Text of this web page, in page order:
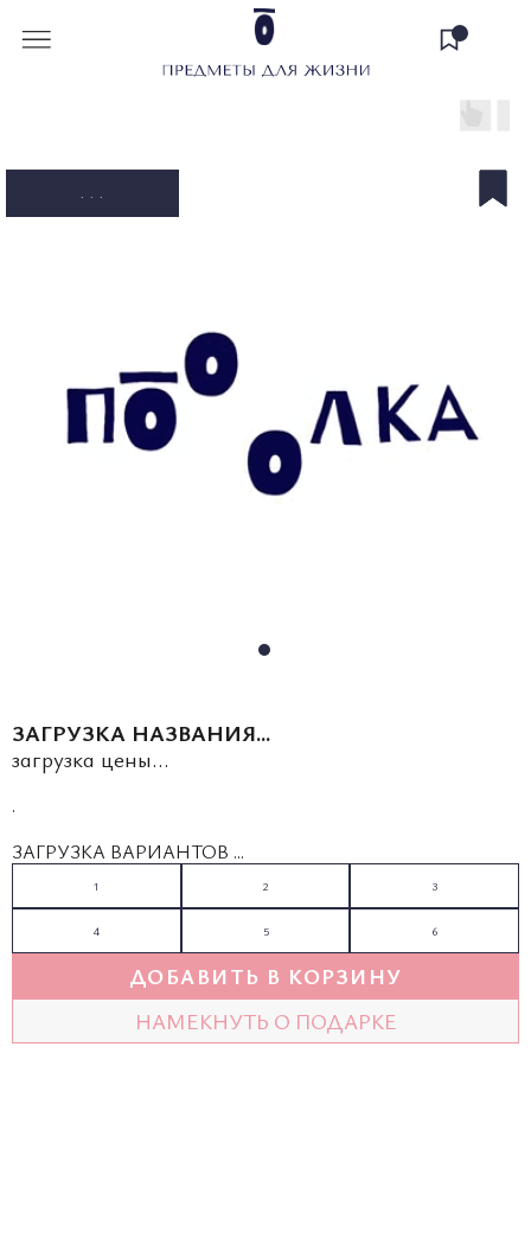
ЗАГРУЗКА НАЗВАНИЯ...
загрузка цены...
.
ЗАГРУЗКА ВАРИАНТОВ ...
1 2 3
4 5 6
ДОБАВИТЬ В КОРЗИНУ
НАМЕКНУТЬ О ПОДАРКЕ